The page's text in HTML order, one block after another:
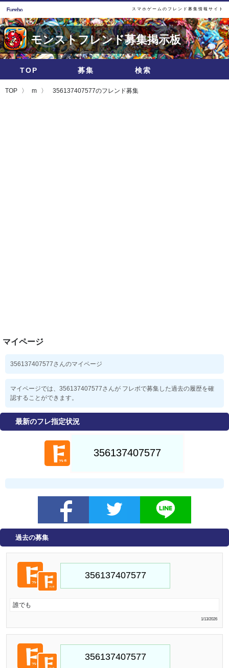
スマホゲームのフレンド募集情報サイト
モンストフレンド募集掲示板
TOP 募集 検索
TOP m 356137407577のフレンド募集
マイページ
356137407577さんのマイページ
マイページでは、356137407577さんが フレボで募集した過去の履歴を確
認することができます。
最新のフレ指定状況
過去の募集
誰でも
1/13/2026